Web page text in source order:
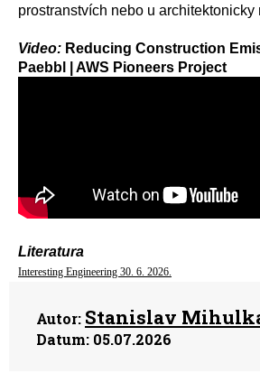
prostranstvích nebo u architektonicky
Video: Reducing Construction
Paebbl | AWS Pioneers Project
Literatura
Interesting Engineering 30. 6. 2026.
Autor: Stanislav
Datum: 05.07.2026